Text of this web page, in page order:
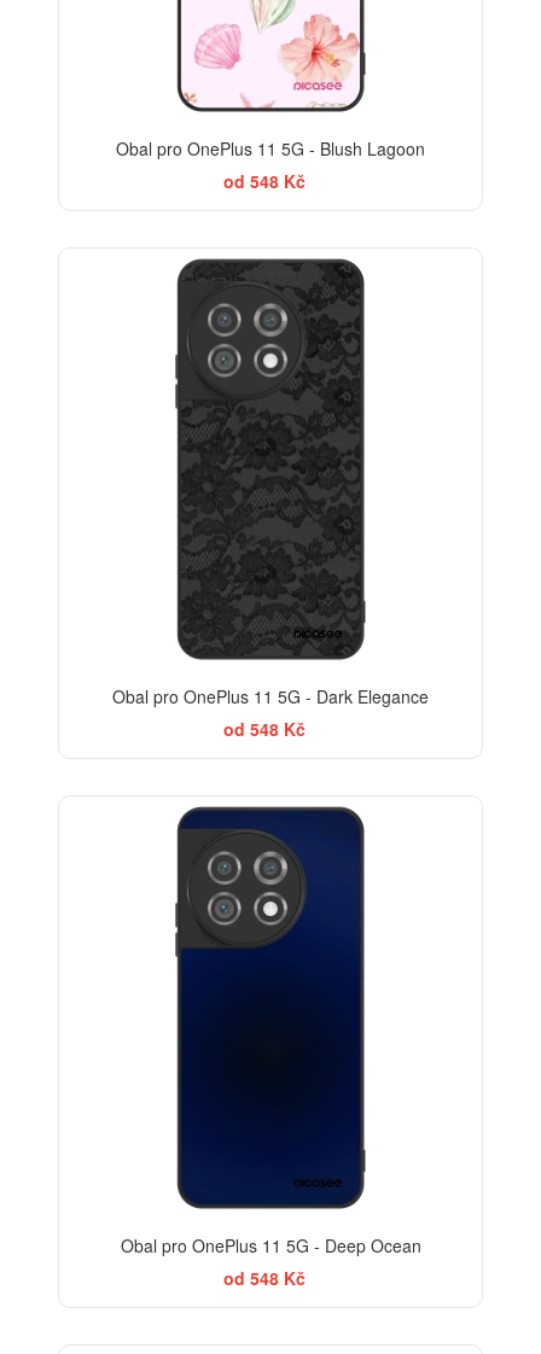
Obal pro OnePlus 11 5G - Blush Lagoon
od 548 Kč
Obal pro OnePlus 11 5G - Dark Elegance
od 548 Kč
Obal pro OnePlus 11 5G - Deep Ocean
od 548 Kč